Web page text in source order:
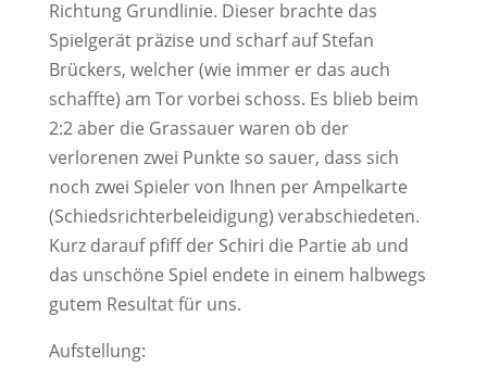
Richtung Grundlinie. Dieser brachte das
Spielgerät präzise und scharf auf Stefan
Brückers, welcher (wie immer er das auch
schaffte) am Tor vorbei schoss. Es blieb beim
2:2 aber die Grassauer waren ob der
verlorenen zwei Punkte so sauer, dass sich
noch zwei Spieler von Ihnen per Ampelkarte
(Schiedsrichterbeleidigung) verabschiedeten.
Kurz darauf pfiff der Schiri die Partie ab und
das unschöne Spiel endete in einem halbwegs
gutem Resultat für uns.
Aufstellung: